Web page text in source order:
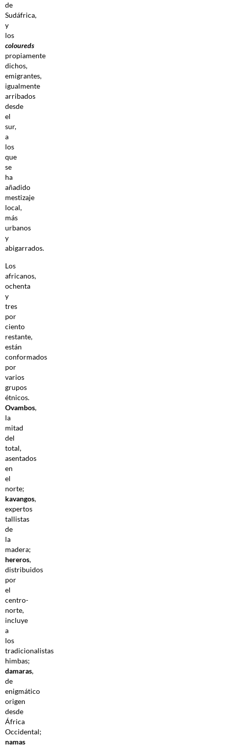
de
Sudáfrica,
y
los
coloureds
propiamente
dichos,
emigrantes,
igualmente
arribados
desde
el
sur,
a
los
que
se
ha
añadido
mestizaje
local,
más
urbanos
y
abigarrados.
Los
africanos,
ochenta
y
tres
por
ciento
restante,
están
conformados
por
varios
grupos
étnicos.
Ovambos,
la
mitad
del
total,
asentados
en
el
norte;
kavangos,
expertos
tallistas
de
la
madera;
hereros,
distribuidos
por
el
centro-
norte,
incluye
a
los
tradicionalistas
himbas;
damaras,
de
enigmático
origen
desde
África
Occidental;
namas